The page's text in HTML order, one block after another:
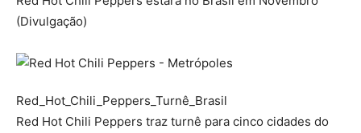
(Divulgação)
Red_Hot_Chili_Peppers_Turnê_Brasil
Red Hot Chili Peppers traz turnê para cinco cidades do